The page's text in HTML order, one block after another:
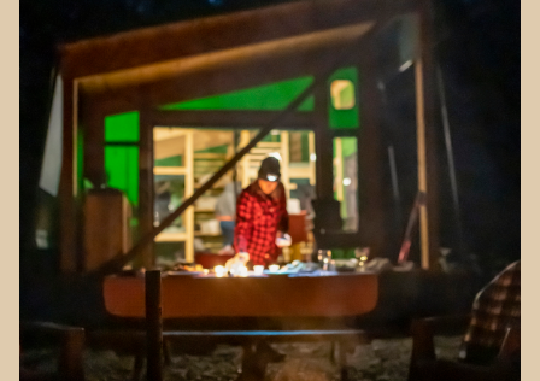
Nos territoires
Zone médias
Espace membres
EN